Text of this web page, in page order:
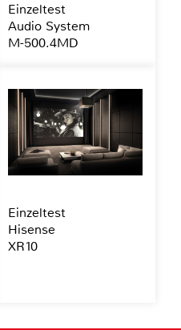
Einzeltest
Audio System
M-500.4MD
Einzeltest
Hisense
XR10